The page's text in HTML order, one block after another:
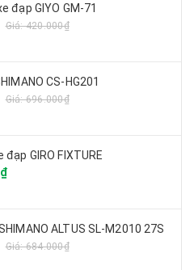
đạp GIYO GM-71
Giá: 420.000₫
CS-HG201
Giá: 696.000₫
GIRO FIXTURE
ALTUS SL-M2010 27S
Giá: 684.000₫